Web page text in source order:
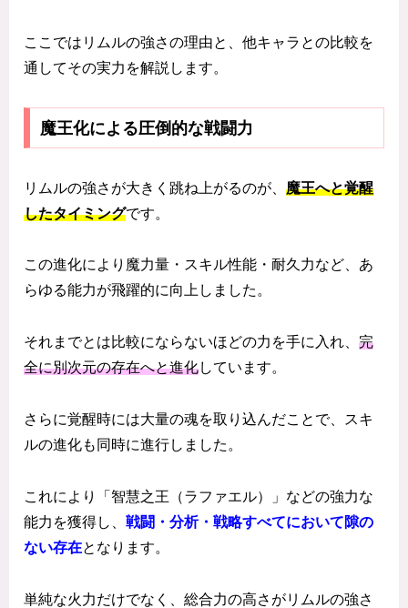
ここではリムルの強さの理由と、他キャラとの比較を
通してその実力を解説します。
魔王化による圧倒的な戦闘力
リムルの強さが大きく跳ね上がるのが、 魔王へと覚醒
したタイミングです。
この進化により魔力量・スキル性能・耐久力など、あ
らゆる能力が飛躍的に向上しました。
それまでとは比較にならないほどの力を手に入れ、 完
全に別次元の存在へと進化しています。
さらに覚醒時には大量の魂を取り込んだことで、スキ
ルの進化も同時に進行しました。
これにより「智慧之王（ラファエル）」などの強力な
能力を獲得し、 戦闘・分析・戦略すべてにおいて隙の
ない存在となります。
単純な火力だけでなく、総合力の高さがリムルの強さ